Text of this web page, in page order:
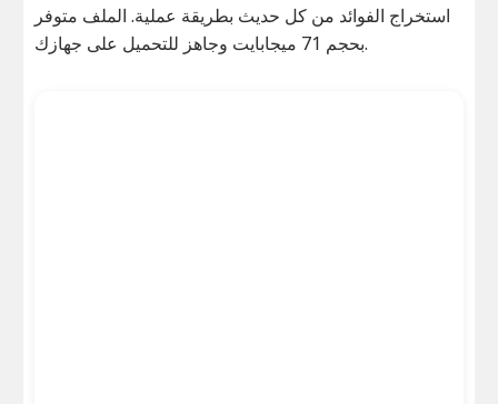
استخراج الفوائد من كل حديث بطريقة عملية. الملف متوفر
بحجم 71 ميجابايت وجاهز للتحميل على جهازك.